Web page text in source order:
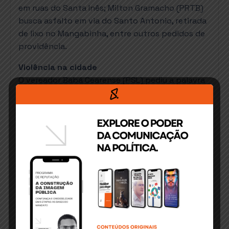
em ruas do Santa Inês; Milton Gramacho (PRTB)
busca asfalto em via do Santo Antonio, retirada
de lixo no Mangabinha, entre outros pedidos de
providência.
Violência na cidade
O vereador Babá Cearense (PSL) pediu a palavra
para fazer duras críticas ao governo estadual,
devido à situação de insegurança que campeia
em diversos pontos da cidade. Ele citou os
constantes assaltos, inclusive no comércio, onde
tornaram-se frequentes os casos de carros
invadirem estabelecimentos entrando de
marcha a ré. “Os comerciantes pagam impostos
e não têm segurança nenhuma! O adolescente
não pode mais sair na rua sem tomarem o
celular!”, lamentou.